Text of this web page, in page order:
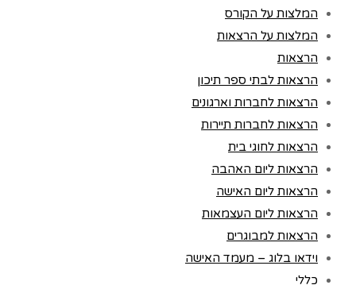
המלצות על הקורס
המלצות על הרצאות
הרצאות
הרצאות לבתי ספר תיכון
הרצאות לחברות וארגונים
הרצאות לחברות תיירות
הרצאות לחוגי בית
הרצאות ליום האהבה
הרצאות ליום האישה
הרצאות ליום העצמאות
הרצאות למבוגרים
וידאו בלוג – מעמד האישה
כללי